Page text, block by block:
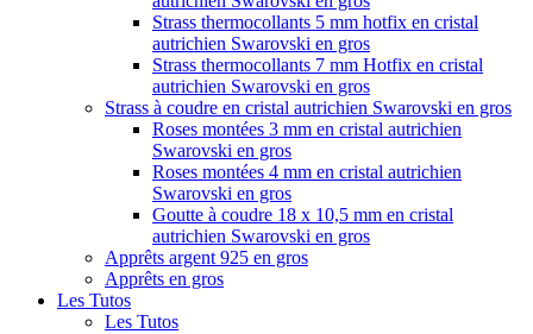
Strass thermocollants 5 mm hotfix en cristal
autrichien Swarovski en gros
Strass thermocollants 7 mm Hotfix en cristal
autrichien Swarovski en gros
Strass à coudre en cristal autrichien Swarovski en gros
Roses montées 3 mm en cristal autrichien
Swarovski en gros
Roses montées 4 mm en cristal autrichien
Swarovski en gros
Goutte à coudre 18 x 10,5 mm en cristal
autrichien Swarovski en gros
Apprêts argent 925 en gros
Apprêts en gros
Les Tutos
Les Tutos